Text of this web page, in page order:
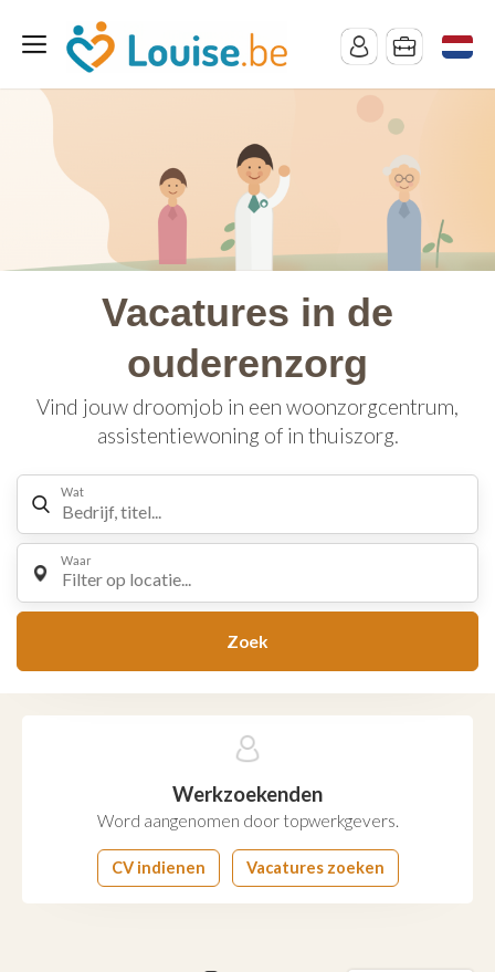
Vacatures in de
ouderenzorg
Vind jouw droomjob in een woonzorgcentrum,
assistentiewoning of in thuiszorg.
Wat
Waar
Filter op locatie...
Zoek
Werkzoekenden
Word aangenomen door topwerkgevers.
CV indienen Vacatures zoeken